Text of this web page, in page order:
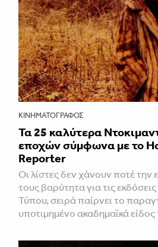
ΚΙΝΗΜΑΤΟΓΡΆΦΟΣ
Τα 25 καλύτερα
εποχών σύμφωνα με το
Reporter
Οι λίστες δεν χάνουν ποτέ την
τους βαρύτητα για τις εκδόσεις
Τύπου, σειρά παίρνει το
υποτιμημένο ακαδημαϊκά